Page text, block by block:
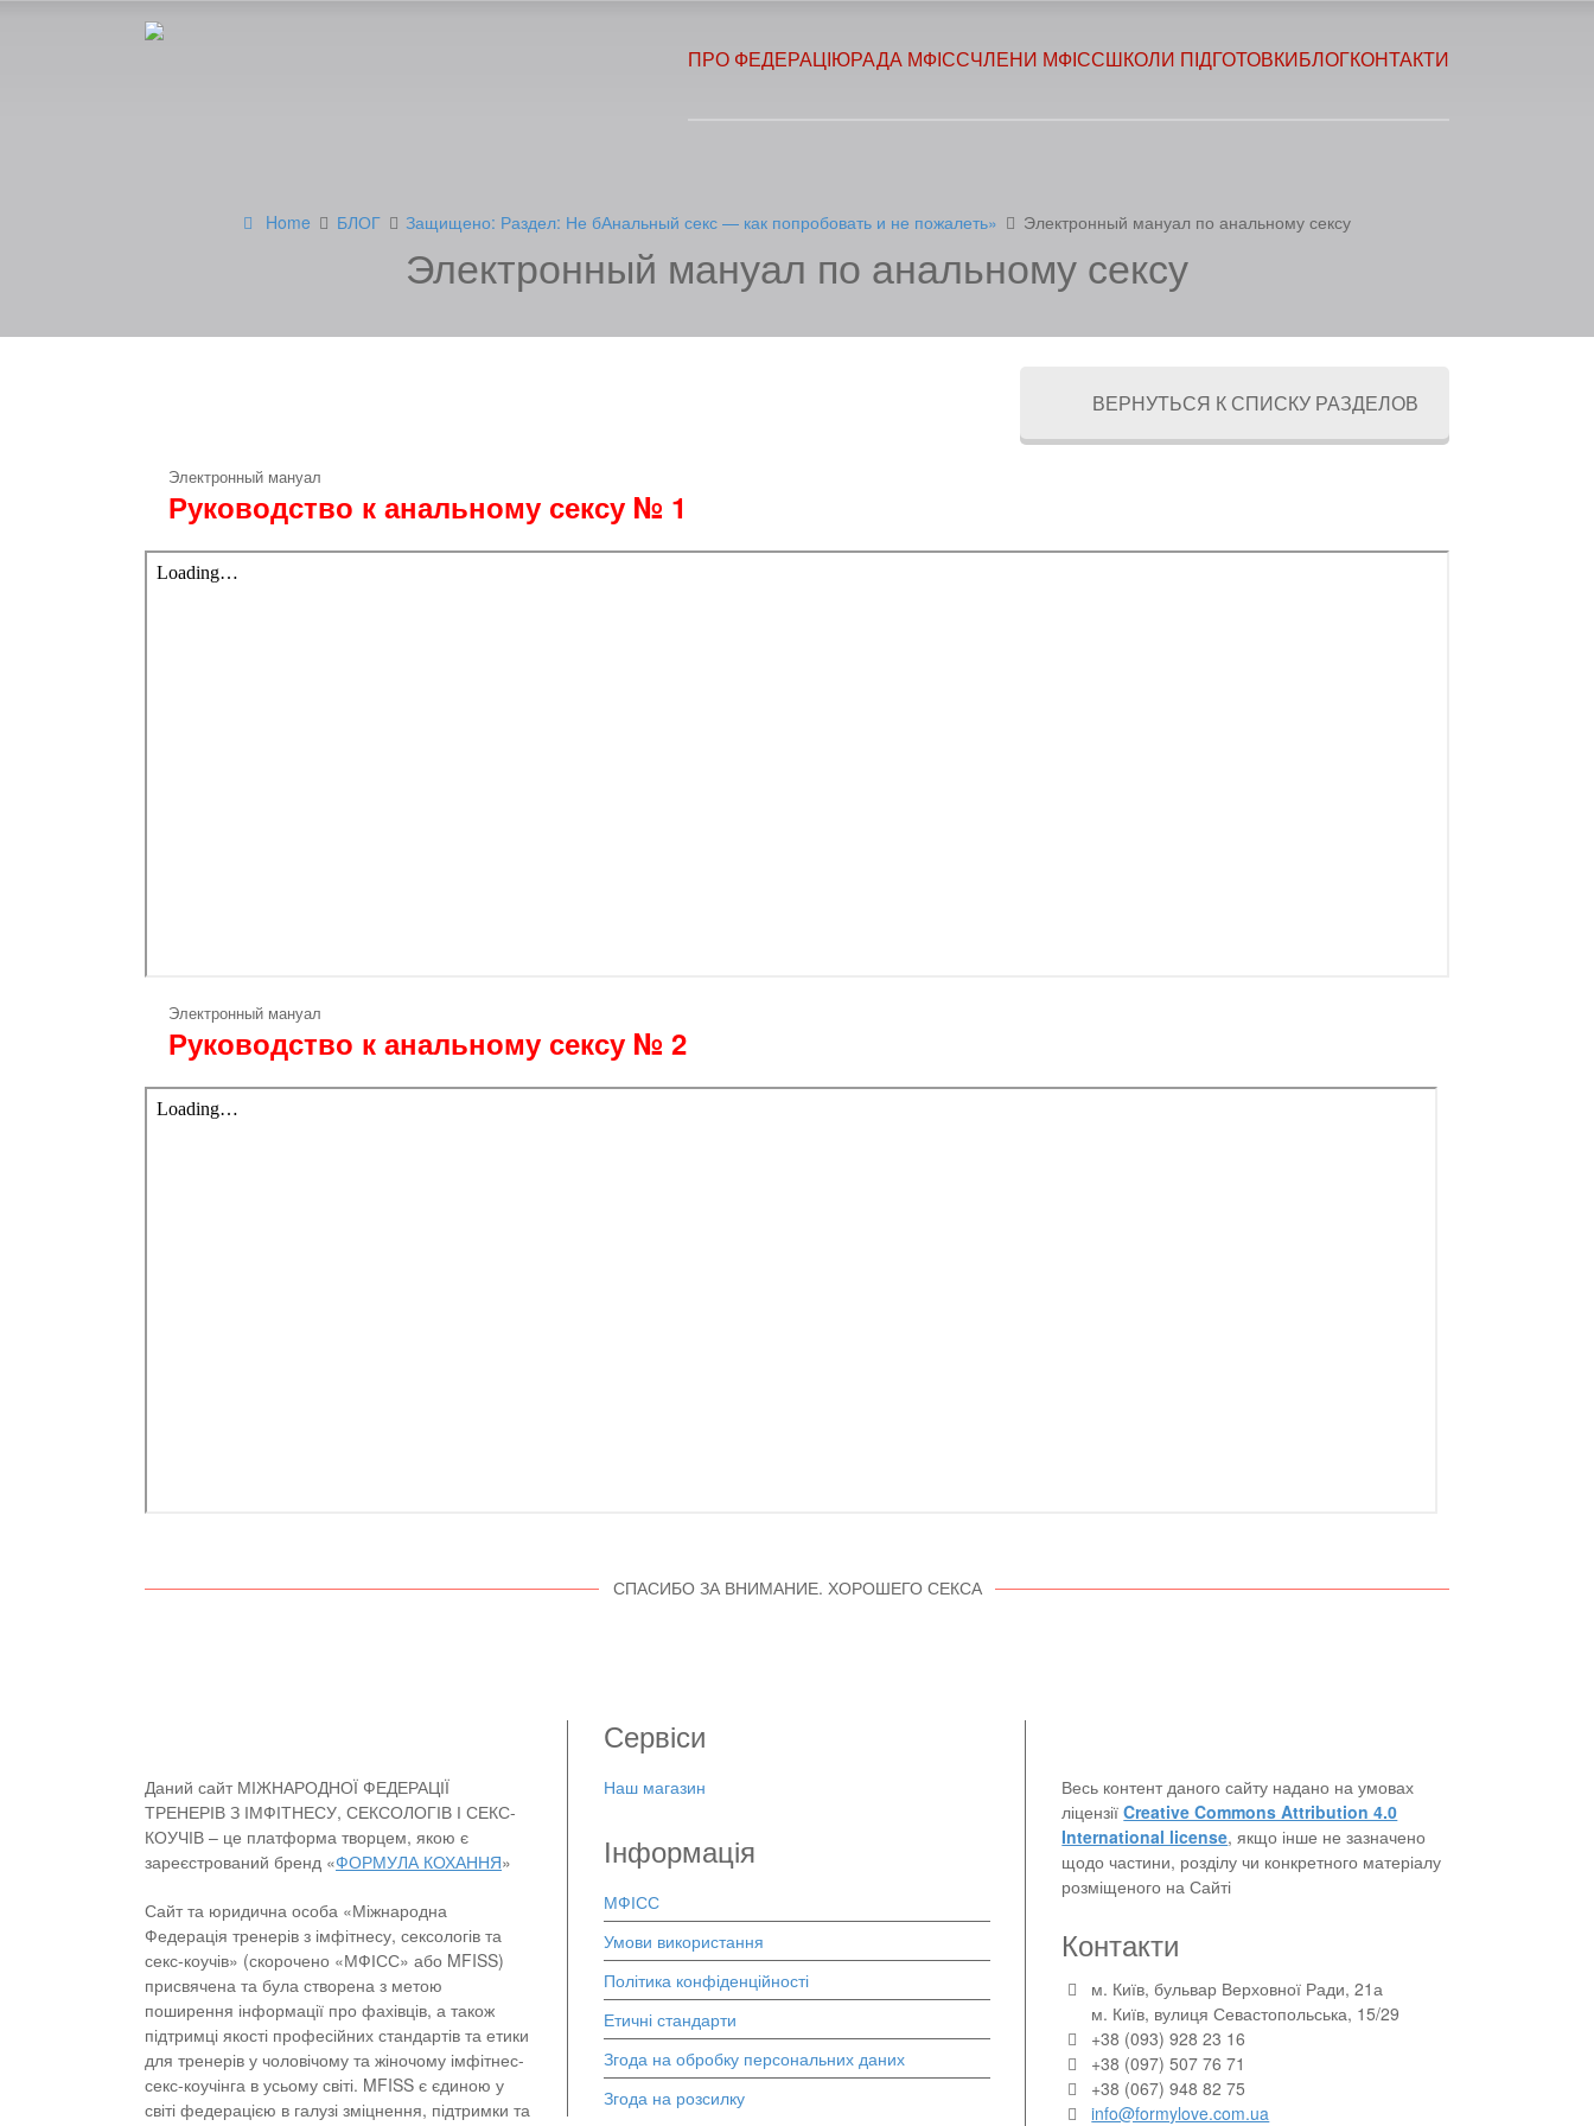
ПРО ФЕДЕРАЦІЮРАДА МФІССЧЛЕНИ МФІССШКОЛИ ПІДГОТОВКИБЛОГКОНТАКТИ
Home БЛОГ Защищено: Раздел: Не бАнальный секс — как попробовать и не пожалеть» Электронный мануал по анальному сексу
Электронный мануал по анальному сексу
ВЕРНУТЬСЯ К СПИСКУ РАЗДЕЛОВ
Электронный мануал
Руководство к анальному сексу № 1
Электронный мануал
Руководство к анальному сексу № 2
СПАСИБО ЗА ВНИМАНИЕ. ХОРОШЕГО СЕКСА
Даний сайт МІЖНАРОДНОЇ ФЕДЕРАЦІЇ
ТРЕНЕРІВ З ІМФІТНЕСУ, СЕКСОЛОГІВ І СЕКС-
КОУЧІВ – це платформа творцем, якою є
зареєстрований бренд «ФОРМУЛА КОХАННЯ»
Сайт та юридична особа «Міжнародна
Федерація тренерів з імфітнесу, сексологів та
секс-коучів» (скорочено «МФІСС» або MFISS)
присвячена та була створена з метою
поширення інформації про фахівців, а також
підтримці якості професійних стандартів та етики
для тренерів у чоловічому та жіночому імфітнес-
секс-коучінга в усьому світі. MFISS є єдиною у
світі федерацією в галузі зміцнення, підтримки та
Сервіси
Наш магазин
Інформація
МФІСС
Умови використання
Політика конфіденційності
Етичні стандарти
Згода на обробку персональних даних
Згода на розсилку
Весь контент даного сайту надано на умовах
ліцензіїCreative Commons Attribution 4.0
International license, якщо інше не зазначено
щодо частини, розділу чи конкретного матеріалу
розміщеного на Сайті
Контакти
м. Київ, бульвар Верховної Ради, 21а
м. Київ, вулиця Севастопольська, 15/29
+38 (093) 928 23 16
+38 (097) 507 76 71
+38 (067) 948 82 75
info@formylove.com.ua